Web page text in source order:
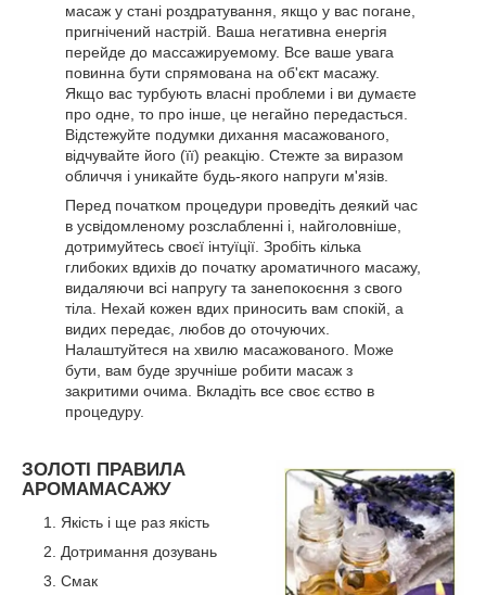
масаж у стані роздратування, якщо у вас погане,
пригнічений настрій. Ваша негативна енергія
перейде до массажируемому. Все ваше увага
повинна бути спрямована на об'єкт масажу.
Якщо вас турбують власні проблеми і ви думаєте
про одне, то про інше, це негайно передасться.
Відстежуйте подумки дихання масажованого,
відчувайте його (її) реакцію. Стежте за виразом
обличчя і уникайте будь-якого напруги м'язів.
Перед початком процедури проведіть деякий час
в усвідомленому розслабленні і, найголовніше,
дотримуйтесь своєї інтуїції. Зробіть кілька
глибоких вдихів до початку ароматичного масажу,
видаляючи всі напругу та занепокоєння з свого
тіла. Нехай кожен вдих приносить вам спокій, а
видих передає, любов до оточуючих.
Налаштуйтеся на хвилю масажованого. Може
бути, вам буде зручніше робити масаж з
закритими очима. Вкладіть все своє єство в
процедуру.
ЗОЛОТІ ПРАВИЛА
АРОМАМАСАЖУ
Якість і ще раз якість
Дотримання дозувань
Смак